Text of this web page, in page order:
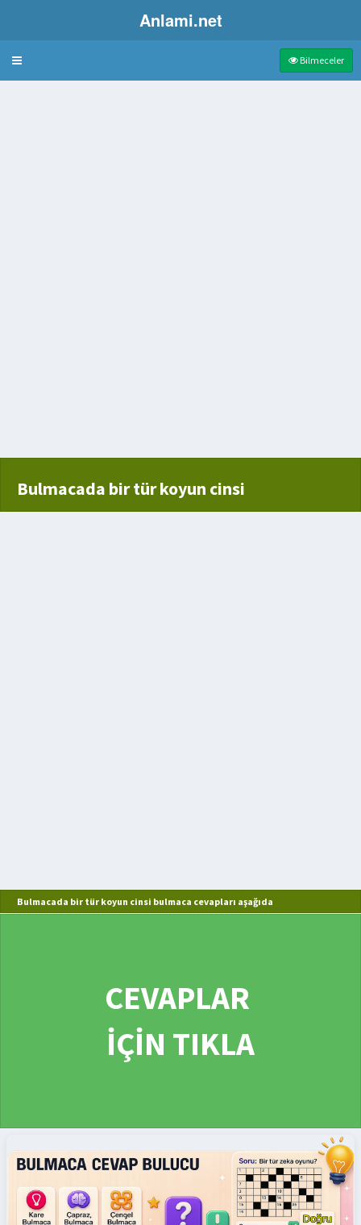
Anlami.net
Bulmaca Bilmeceler
Bulmacada bir tür koyun cinsi
Bulmacada bir tür koyun cinsi bulmaca cevapları aşağıda
CEVAPLAR
İÇİN TIKLA